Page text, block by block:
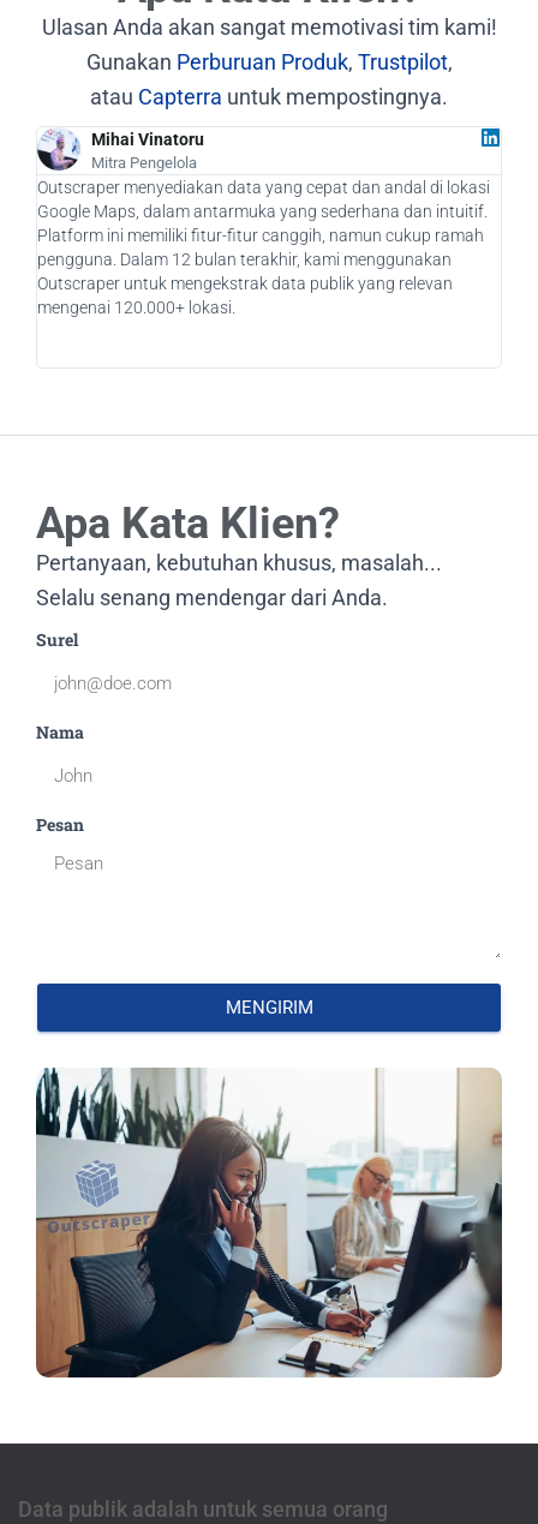
Ulasan Anda akan sangat memotivasi tim kami!
Gunakan Perburuan Produk, Trustpilot,
atau Capterra untuk mempostingnya.
Mihai Vinatoru
Mitra Pengelola
Outscraper menyediakan data yang cepat dan andal di lokasi
Google Maps, dalam antarmuka yang sederhana dan intuitif.
Platform ini memiliki fitur-fitur canggih, namun cukup ramah
pengguna. Dalam 12 bulan terakhir, kami menggunakan
Outscraper untuk mengekstrak data publik yang relevan
mengenai 120.000+ lokasi.
Apa Kata Klien?
Pertanyaan, kebutuhan khusus, masalah...
Selalu senang mendengar dari Anda.
Surel
Nama
Pesan
MENGIRIM
Data publik adalah untuk semua orang